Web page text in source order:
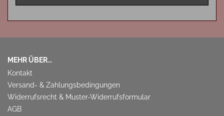
MEHR ÜBER...
Kontakt
Versand- & Zahlungsbedingungen
Widerrufsrecht & Muster-Widerrufsformular
AGB